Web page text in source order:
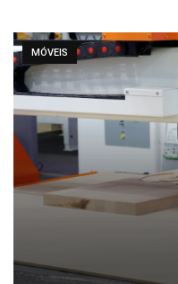
MÓVEIS